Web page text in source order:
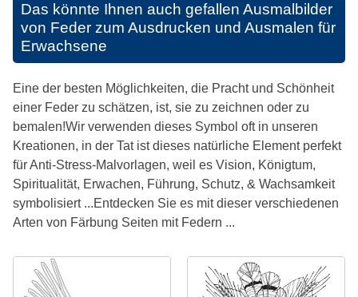
Das könnte Ihnen auch gefallen Ausmalbilder
von Feder zum Ausdrucken und Ausmalen für
Erwachsene
Eine der besten Möglichkeiten, die Pracht und Schönheit
einer Feder zu schätzen, ist, sie zu zeichnen oder zu
bemalen!Wir verwenden dieses Symbol oft in unseren
Kreationen, in der Tat ist dieses natürliche Element perfekt
für Anti-Stress-Malvorlagen, weil es Vision, Königtum,
Spiritualität, Erwachen, Führung, Schutz, & Wachsamkeit
symbolisiert ...Entdecken Sie es mit dieser verschiedenen
Arten von Färbung Seiten mit Federn ...